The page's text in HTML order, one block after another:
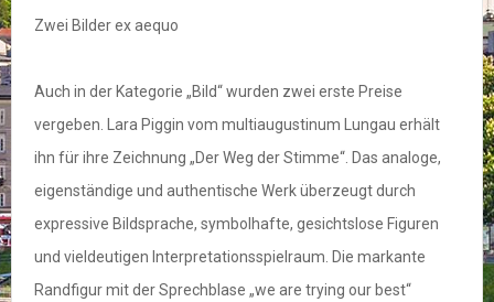
Zwei Bilder ex aequo
Auch in der Kategorie „Bild“ wurden zwei erste Preise
vergeben. Lara Piggin vom multiaugustinum Lungau erhält
ihn für ihre Zeichnung „Der Weg der Stimme“. Das analoge,
eigenständige und authentische Werk überzeugt durch
expressive Bildsprache, symbolhafte, gesichtslose Figuren
und vieldeutigen Interpretationsspielraum. Die markante
Randfigur mit der Sprechblase „we are trying our best“